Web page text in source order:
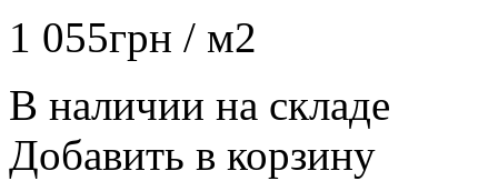
1 055грн / м2
В наличии на складе
Добавить в корзину